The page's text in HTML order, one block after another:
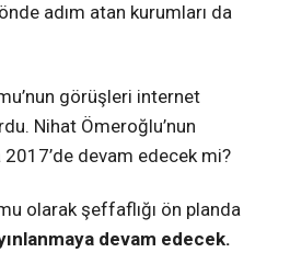
adım atan kurumları da
görüşleri internet
Nihat Ömeroğlu’nun
2017’de devam edecek mi?
olarak şeffaflığı ön planda
devam edecek.